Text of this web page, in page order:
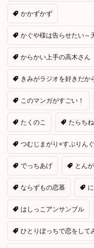
かかずかず
かぐや様は告らせたい～
からかい上手の高木さん
きみがラジオを好きだか
このマンガがすごい！
たくのこ たらち
つむじまがり×すぷりんぐ
でっちあげ とん
ならずもの恋慕
はしっこアンサンブル
ひとりぼっちで恋をして